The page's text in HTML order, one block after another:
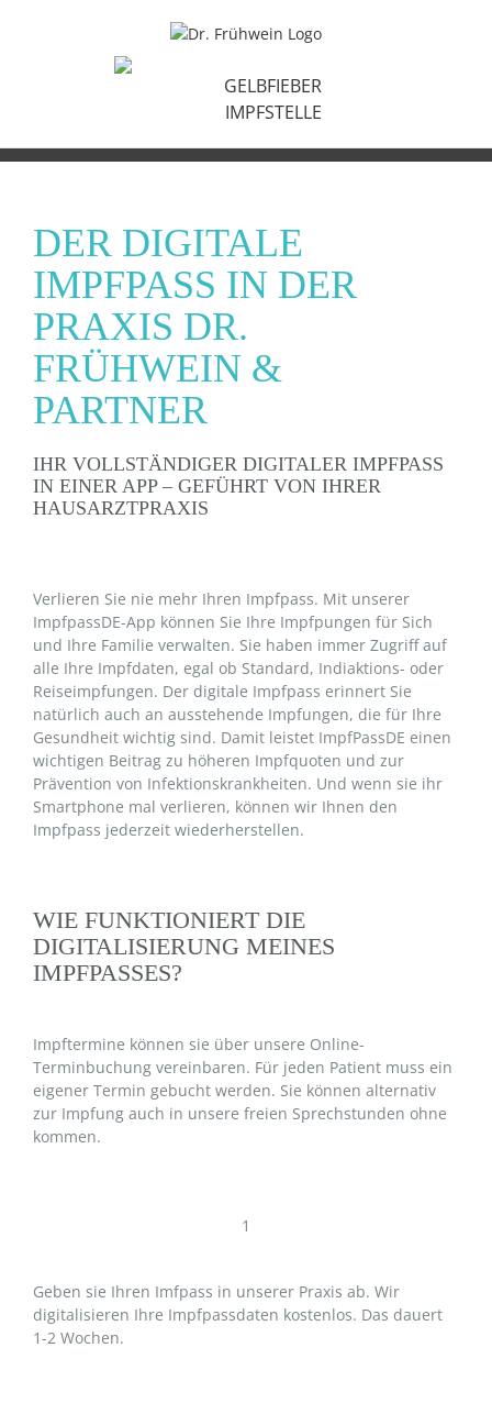
GELBFIEBER
IMPFSTELLE
DER DIGITALE
IMPFPASS IN DER
PRAXIS DR.
FRÜHWEIN &
PARTNER
IHR VOLLSTÄNDIGER DIGITALER IMPFPASS
IN EINER APP – GEFÜHRT VON IHRER
HAUSARZTPRAXIS
Verlieren Sie nie mehr Ihren Impfpass. Mit unserer
ImpfpassDE-App können Sie Ihre Impfpungen für Sich
und Ihre Familie verwalten. Sie haben immer Zugriff auf
alle Ihre Impfdaten, egal ob Standard, Indiaktions- oder
Reiseimpfungen. Der digitale Impfpass erinnert Sie
natürlich auch an ausstehende Impfungen, die für Ihre
Gesundheit wichtig sind. Damit leistet ImpfPassDE einen
wichtigen Beitrag zu höheren Impfquoten und zur
Prävention von Infektionskrankheiten. Und wenn sie ihr
Smartphone mal verlieren, können wir Ihnen den
Impfpass jederzeit wiederherstellen.
WIE FUNKTIONIERT DIE
DIGITALISIERUNG MEINES
IMPFPASSES?
Impftermine können sie über unsere Online-
Terminbuchung vereinbaren. Für jeden Patient muss ein
eigener Termin gebucht werden. Sie können alternativ
zur Impfung auch in unsere freien Sprechstunden ohne
kommen.
1
Geben sie Ihren Imfpass in unserer Praxis ab. Wir
digitalisieren Ihre Impfpassdaten kostenlos. Das dauert
1-2 Wochen.